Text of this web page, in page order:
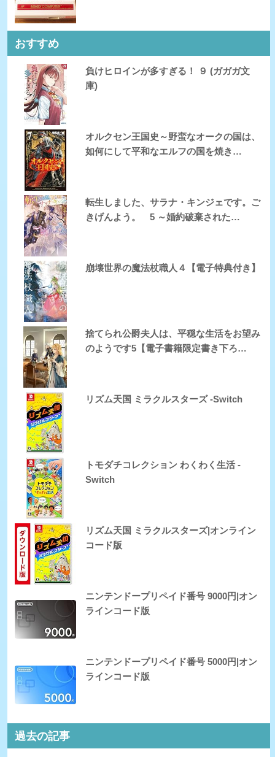
おすすめ
負けヒロインが多すぎる！ ９ (ガガガ文
庫)
オルクセン王国史～野蛮なオークの国は、
如何にして平和なエルフの国を焼き…
転生しました、サラナ・キンジェです。ご
きげんよう。 5 ～婚約破棄された…
崩壊世界の魔法杖職人４【電子特典付き】
捨てられ公爵夫人は、平穏な生活をお望み
のようです5【電子書籍限定書き下ろ…
リズム天国 ミラクルスターズ -Switch
トモダチコレクション わくわく生活 -
Switch
リズム天国 ミラクルスターズ|オンライン
コード版
ニンテンドープリペイド番号 9000円|オン
ラインコード版
ニンテンドープリペイド番号 5000円|オン
ラインコード版
過去の記事